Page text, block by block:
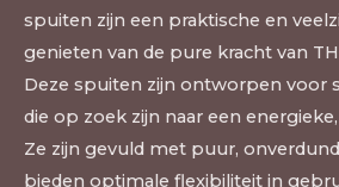
spuiten zijn een praktische en
genieten van de pure kracht van
Deze spuiten zijn ontworpen voor
die op zoek zijn naar een
Ze zijn gevuld met puur,
bieden optimale flexibiliteit in